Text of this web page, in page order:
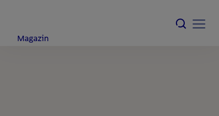
Magazin